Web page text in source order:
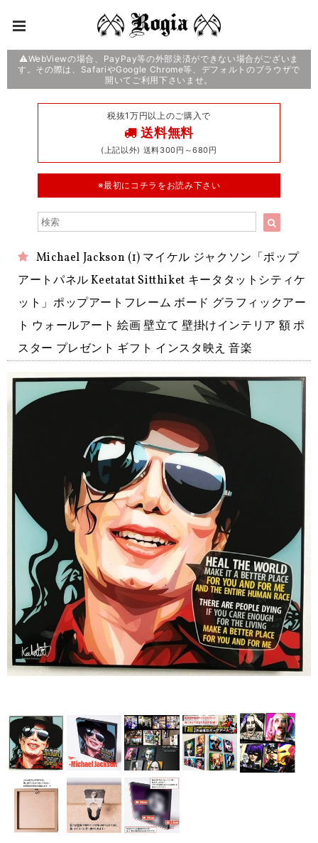
⚠️WebViewの場合、PayPay等の外部決済ができない場合がございま
す。その際は、SafariやGoogle Chrome等、デフォルトのブラウザで
開いてご利用下さいませ。
税抜1万円以上のご購入で
送料無料
(上記以外) 送料300円～680円
※最初にコチラをお読み下さい
Michael Jackson (1) マイケル ジャクソン「ポップ
アートパネル Keetatat Sitthiket キータタットシティケ
ット」ポップアートフレーム ボード グラフィックアー
ト ウォールアート 絵画 壁立て 壁掛けインテリア 額 ポ
スター プレゼント ギフト インスタ映え 音楽